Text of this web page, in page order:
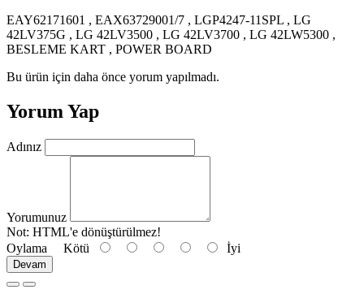
EAY62171601 , EAX63729001/7 , LGP4247-11SPL , LG
42LV375G , LG 42LV3500 , LG 42LV3700 , LG 42LW5300 ,
BESLEME KART , POWER BOARD
Bu ürün için daha önce yorum yapılmadı.
Yorum Yap
Adınız
Yorumunuz
Not: HTML'e dönüştürülmez!
Oylama Kötü İyi
Devam